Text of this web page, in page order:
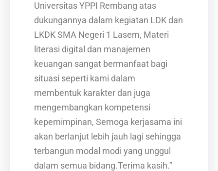
Universitas YPPI Rembang atas
dukungannya dalam kegiatan LDK dan
LKDK SMA Negeri 1 Lasem, Materi
literasi digital dan manajemen
keuangan sangat bermanfaat bagi
situasi seperti kami dalam
membentuk karakter dan juga
mengembangkan kompetensi
kepemimpinan, Semoga kerjasama ini
akan berlanjut lebih jauh lagi sehingga
terbangun modal modi yang unggul
dalam semua bidang.Terima kasih.”